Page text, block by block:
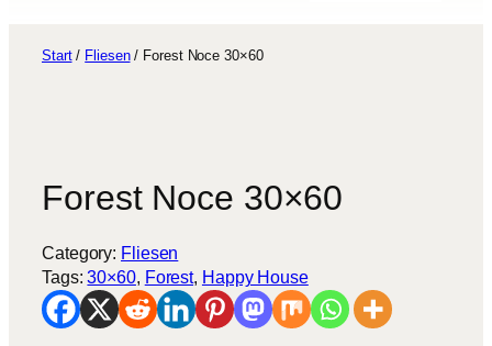
Start/ Fliesen/ Forest Noce 30×60
Forest Noce 30×60
Category: Fliesen
Tags:30×60, Forest, Happy House